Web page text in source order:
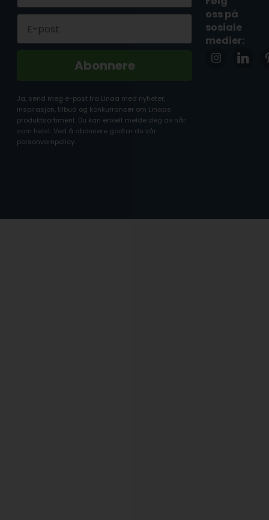
Abonnere
Ja, send meg e-post fra Linaa med nyheter,
inspirasjon, tilbud og konkurranser om Linaas
produktsortiment. Du kan enkelt melde deg av når
som helst. Ved å abonnere godtar du vår
personvernpolicy.
oss på
sosiale
medier: